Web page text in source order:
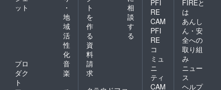
ット
・
地
域
活
性
化
プロ
ダク
ト
音
楽
ト
を
作
る
相
談
す
る
資
料
請
求
PFI
RE
CAM
PFI
RE
コ
ミュ
ニ
ティ
CAM
FIREと
は
あんし
ん・安
全への
取り組
み
ニュー
ス
ヘルプ